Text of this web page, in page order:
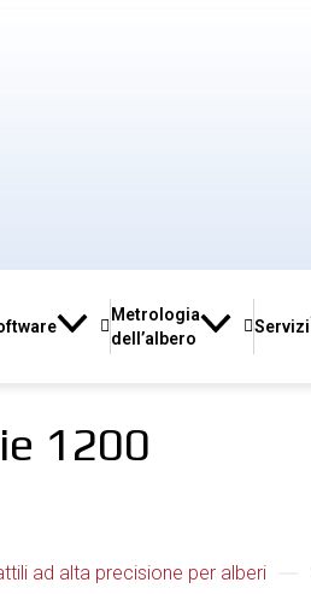
Metrologia
dell’albero
Servizi
1200
ad alta precisione per alberi